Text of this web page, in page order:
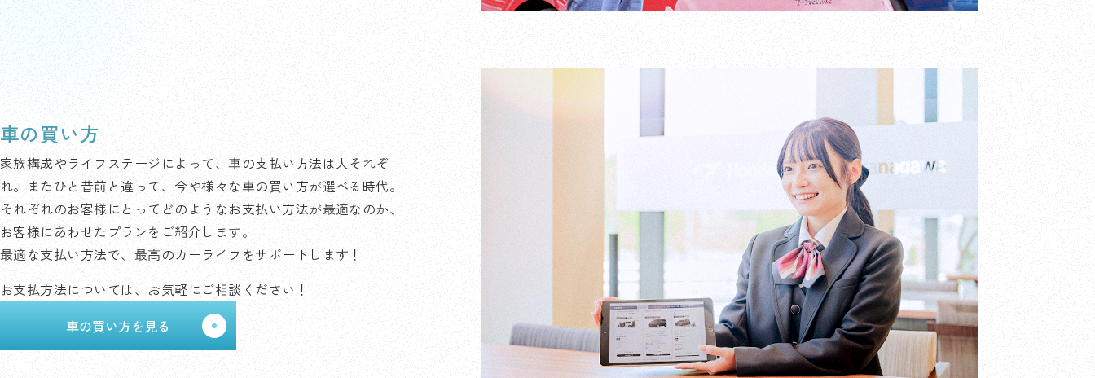
車の買い方
家族構成やライフステージによって、車の支払い方法は人それぞ
れ。またひと昔前と違って、今や様々な車の買い方が選べる時代。
それぞれのお客様にとってどのようなお支払い方法が最適なのか、
お客様にあわせたプランをご紹介します。
最適な支払い方法で、最高のカーライフをサポートします！
お支払方法については、お気軽にご相談ください！
車の買い方を見る